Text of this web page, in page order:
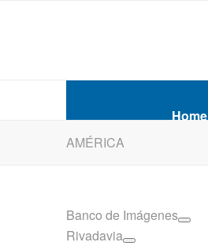
Home
AMÉRICA
Banco de Imágenes
Rivadavia